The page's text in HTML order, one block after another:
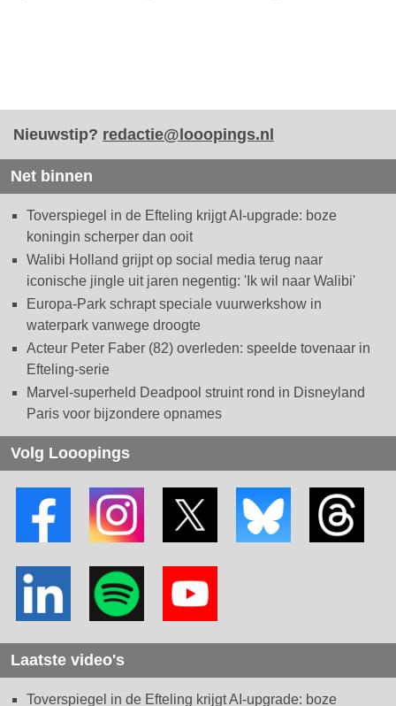
Nieuwstip? redactie@looopings.nl
Net binnen
Toverspiegel in de Efteling krijgt AI-upgrade: boze
koningin scherper dan ooit
Walibi Holland grijpt op social media terug naar
iconische jingle uit jaren negentig: 'Ik wil naar Walibi'
Europa-Park schrapt speciale vuurwerkshow in
waterpark vanwege droogte
Acteur Peter Faber (82) overleden: speelde tovenaar in
Efteling-serie
Marvel-superheld Deadpool struint rond in Disneyland
Paris voor bijzondere opnames
Volg Looopings
Laatste video's
Toverspiegel in de Efteling krijgt AI-upgrade: boze